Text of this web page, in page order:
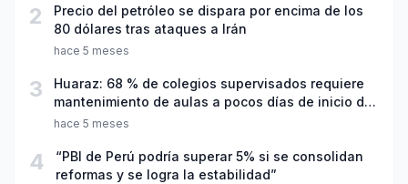
2
Precio del petróleo se dispara por encima de los
80 dólares tras ataques a Irán
hace 5 meses
3
Huaraz: 68 % de colegios supervisados requiere
mantenimiento de aulas a pocos días de inicio del
año escolar 2026
hace 5 meses
4
“PBI de Perú podría superar 5% si se consolidan
reformas y se logra la estabilidad”